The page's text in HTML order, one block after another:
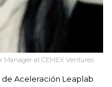
Manager at CEMEX Ventures
Aceleración Leaplab